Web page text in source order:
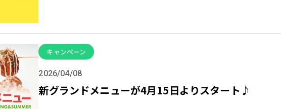
キャンペーン
2026/04/08
新グランドメニューが4月15日よりスタート♪